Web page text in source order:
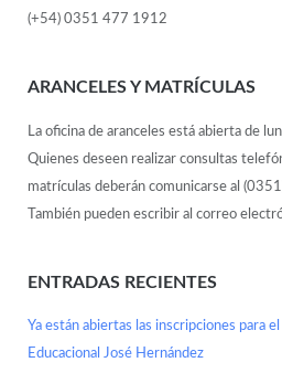
(+54) 0351 477 1912
ARANCELES Y MATRÍCULAS
La oficina de aranceles está abierta de
Quienes deseen realizar consultas
matrículas deberán comunicarse al
También pueden escribir al correo
ENTRADAS RECIENTES
Ya están abiertas las inscripciones para
Educacional José Hernández